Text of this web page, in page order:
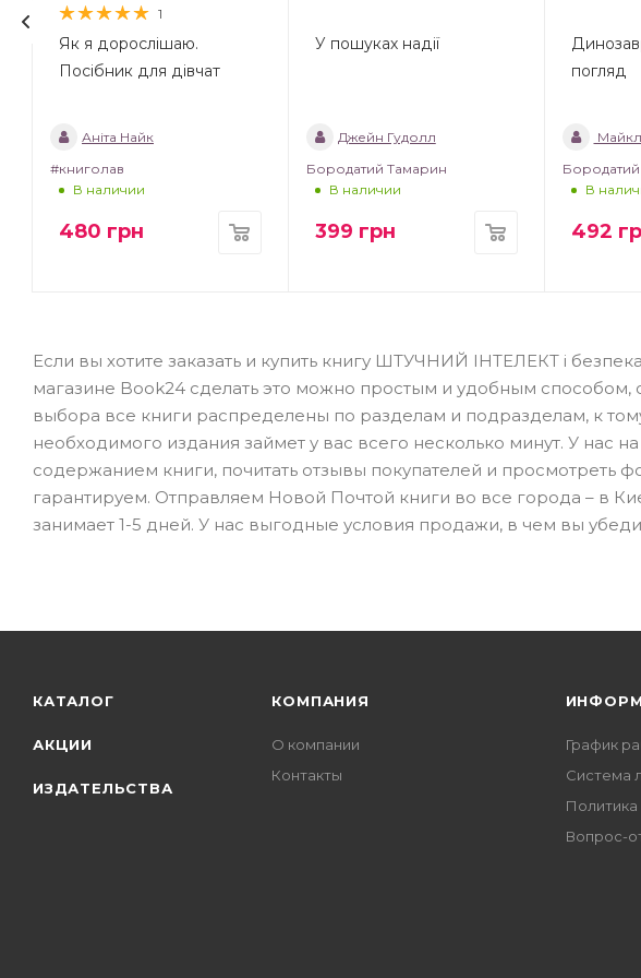
1
Як я дорослішаю.
Посібник для дівчат
Аніта Найк
#книголав
В наличии
480 грн
У пошуках надії
Джейн Гудолл
Бородатий Тамарин
В наличии
399 грн
погляд
В
492
Если вы хотите заказать и купить книгу ШТУЧНИЙ ІНТЕЛЕКТ і
магазине Book24 сделать это можно простым и удобным
выбора все книги распределены по разделам и подразделам, к
необходимого издания займет у вас всего несколько минут. У нас
содержанием книги, почитать отзывы покупателей и просмотреть
гарантируем. Отправляем Новой Почтой книги во все города – в
занимает 1-5 дней. У нас выгодные условия продажи, в чем вы
КАТАЛОГ
АКЦИИ
ИЗДАТЕЛЬСТВА
КОМПАНИЯ
О компании
Контакты
График
Система
Вопрос-